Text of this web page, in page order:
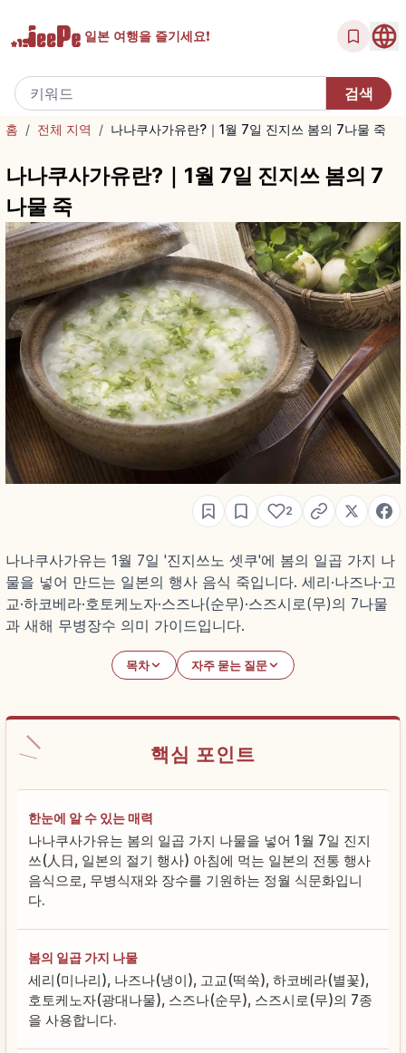
일본 여행을 즐기세요!
홈 / 전체 지역 / 나나쿠사가유란?｜1월 7일 진지쓰 봄의 7나물 죽
나나쿠사가유란?｜1월 7일 진지쓰 봄의 7
나물 죽
2
나나쿠사가유는 1월 7일 '진지쓰노 셋쿠'에 봄의 일곱 가지 나
물을 넣어 만드는 일본의 행사 음식 죽입니다. 세리·나즈나·고
교·하코베라·호토케노자·스즈나(순무)·스즈시로(무)의 7나물
과 새해 무병장수 의미 가이드입니다.
목차 자주 묻는 질문
핵심 포인트
한눈에 알 수 있는 매력
나나쿠사가유는 봄의 일곱 가지 나물을 넣어 1월 7일 진지
쓰(人日, 일본의 절기 행사) 아침에 먹는 일본의 전통 행사
음식으로, 무병식재와 장수를 기원하는 정월 식문화입니
다.
봄의 일곱 가지 나물
세리(미나리), 나즈나(냉이), 고교(떡쑥), 하코베라(별꽃),
호토케노자(광대나물), 스즈나(순무), 스즈시로(무)의 7종
을 사용합니다.